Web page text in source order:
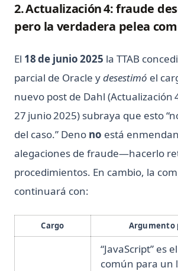
2. Actualización 4: fraude
pero la verdadera pelea
El 18 de junio 2025 la TTAB
parcial de Oracle ydesestimó el
nuevo post de Dahl (Actualización
27 junio 2025) subraya que esto
del caso.” Deno no está
alegaciones de fraude—hacerlo
procedimientos. En cambio, la
continuará con:
Cargo Argumento
“JavaScript” es
común para un